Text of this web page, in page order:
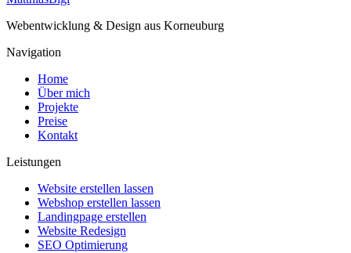
Webentwicklung & Design aus Korneuburg
Navigation
Home
Über mich
Projekte
Preise
Kontakt
Leistungen
Website erstellen lassen
Webshop erstellen lassen
Landingpage erstellen
Website Redesign
SEO Optimierung